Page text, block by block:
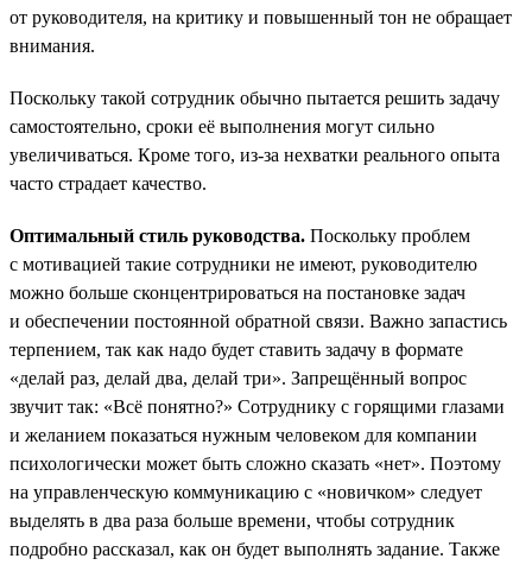
от руководителя, на критику и повышенный тон не обращает
внимания.
Поскольку такой сотрудник обычно пытается решить задачу
самостоятельно, сроки её выполнения могут сильно
увеличиваться. Кроме того, из-за нехватки реального опыта
часто страдает качество.
Оптимальный стиль руководства. Поскольку проблем
с мотивацией такие сотрудники не имеют, руководителю
можно больше сконцентрироваться на постановке задач
и обеспечении постоянной обратной связи. Важно запастись
терпением, так как надо будет ставить задачу в формате
«делай раз, делай два, делай три». Запрещённый вопрос
звучит так: «Всё понятно?» Сотруднику с горящими глазами
и желанием показаться нужным человеком для компании
психологически может быть сложно сказать «нет». Поэтому
на управленческую коммуникацию с «новичком» следует
выделять в два раза больше времени, чтобы сотрудник
подробно рассказал, как он будет выполнять задание. Также